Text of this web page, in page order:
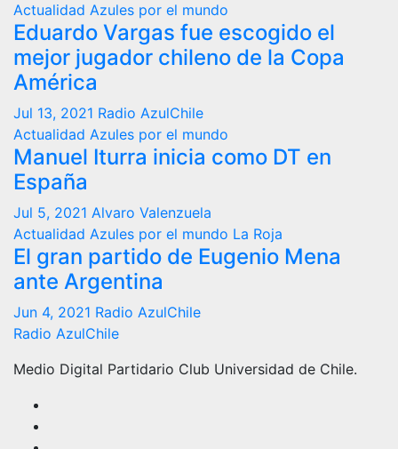
Actualidad Azules por el mundo
Eduardo Vargas fue escogido el
mejor jugador chileno de la Copa
América
Jul 13, 2021 Radio AzulChile
Actualidad Azules por el mundo
Manuel Iturra inicia como DT en
España
Jul 5, 2021 Alvaro Valenzuela
Actualidad Azules por el mundo La Roja
El gran partido de Eugenio Mena
ante Argentina
Jun 4, 2021 Radio AzulChile
Radio AzulChile
Medio Digital Partidario Club Universidad de Chile.